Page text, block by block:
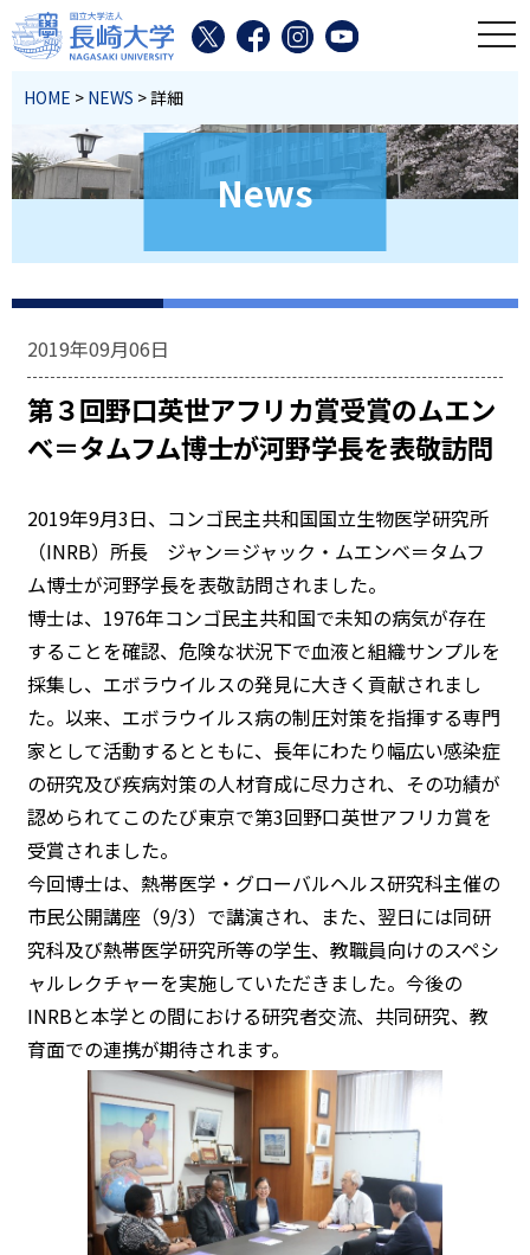
HOME > NEWS > 詳細
News
2019年09月06日
第３回野口英世アフリカ賞受賞のムエン
べ＝タムフム博士が河野学長を表敬訪問
2019年9月3日、コンゴ民主共和国国立生物医学研究所
（INRB）所長 ジャン＝ジャック・ムエンべ＝タムフ
ム博士が河野学長を表敬訪問されました。
博士は、1976年コンゴ民主共和国で未知の病気が存在
することを確認、危険な状況下で血液と組織サンプルを
採集し、エボラウイルスの発見に大きく貢献されまし
た。以来、エボラウイルス病の制圧対策を指揮する専門
家として活動するとともに、長年にわたり幅広い感染症
の研究及び疾病対策の人材育成に尽力され、その功績が
認められてこのたび東京で第3回野口英世アフリカ賞を
受賞されました。
今回博士は、熱帯医学・グローバルヘルス研究科主催の
市民公開講座（9/3）で講演され、また、翌日には同研
究科及び熱帯医学研究所等の学生、教職員向けのスペシ
ャルレクチャーを実施していただきました。今後の
INRBと本学との間における研究者交流、共同研究、教
育面での連携が期待されます。